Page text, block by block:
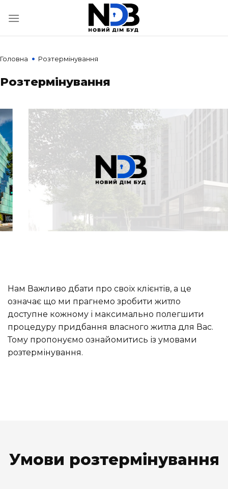
Головна • Розтермінування
Розтермінування
Нам Важливо дбати про своїх клієнтів, а це
означає що ми прагнемо зробити житло
доступне кожному і максимально полегшити
процедуру придбання власного житла для Вас.
Тому пропонуємо ознайомитись із умовами
розтермінування.
Умови розтермінування